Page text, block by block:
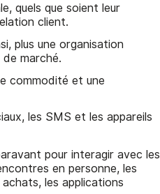
quels que soient leur
client.
plus une organisation
marché.
commodité et une
les SMS et les appareils
pour interagir avec les
en personne, les
les applications